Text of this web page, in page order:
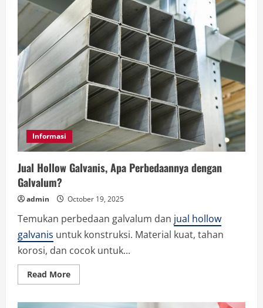
Informasi
Jual Hollow Galvanis, Apa Perbedaannya dengan
Galvalum?
admin October 19, 2025
Temukan perbedaan galvalum dan jual hollow
galvanis untuk konstruksi. Material kuat, tahan
korosi, dan cocok untuk...
Read MoreRead
more